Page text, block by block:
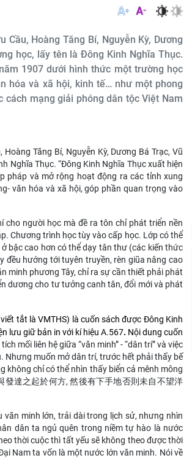
Cầu, Hoàng Tăng Bí, Nguyễn Kỳ, Dương
học, lấy tên là Đông Kinh Nghĩa Thục.
1907 dưới hình thức một trường học
hóa và xã hội, kinh tế… như một phong
mạng giải phóng dân tộc Việt Nam
Tăng Bí, Nguyễn Kỳ, Dương Bá Trạc, Vũ
Nghĩa Thục. “Đông Kinh Nghĩa Thục xuất hiện
pháp và mở rộng hoạt động ra các tỉnh xung
văn hóa và xã hội, góp phần quan trọng vào
cho người học mà đề ra tôn chỉ phát triển nền
Chương trình học tùy vào cấp học. Lớp có thể
bậc cao hơn có thể dạy tân thư (các kiến thức
đều hướng tới tuyên truyền, rèn giũa nâng cao
minh phương Tây, chỉ ra sự cần thiết phải phát
dương cho tư tưởng canh tân, đổi mới và phát
tắt là VMTHS) là cuốn sách được Đông Kinh
lưu giữ bản in với kí hiệu A.567. Nội dung cuốn
mối liên hệ giữa “văn minh” - “dân trí” và việc
Nhưng muốn mở dân trí, trước hết phải thấy bế
không chỉ có thể nhìn thấy biển cả mênh mông
發達之起於何方, 然後有下手地否則未自不望洋
minh lớn, trải dài trong lịch sử, nhưng nhìn
dân ta ngủ quên trong niềm tự hào là nước
thời cuộc thì tất yếu sẽ không theo được thời
Nam ta vốn là một nước lớn văn minh. Nói về